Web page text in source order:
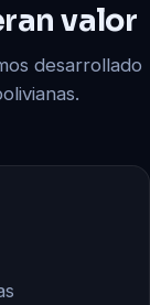
valor
desarrollado